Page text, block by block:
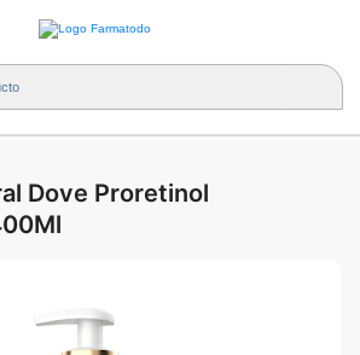
Dove Proretinol